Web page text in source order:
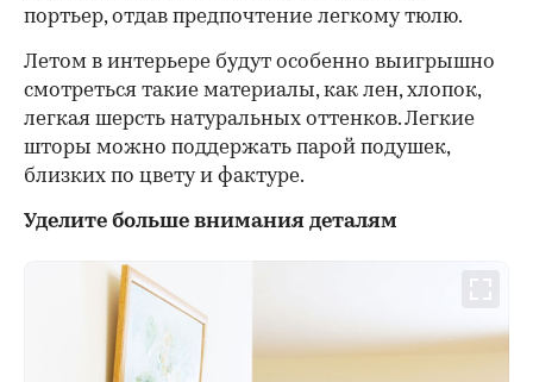
портьер, отдав предпочтение легкому тюлю.
Летом в интерьере будут особенно выигрышно
смотреться такие материалы, как лен, хлопок,
легкая шерсть натуральных оттенков. Легкие
шторы можно поддержать парой подушек,
близких по цвету и фактуре.
Уделите больше внимания деталям